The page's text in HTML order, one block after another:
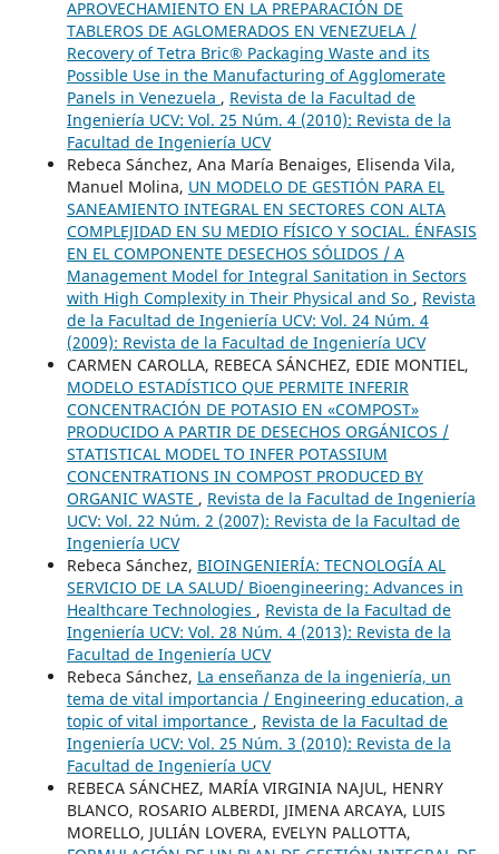
APROVECHAMIENTO EN LA PREPARACIÓN DE
TABLEROS DE AGLOMERADOS EN VENEZUELA /
Recovery of Tetra Bric® Packaging Waste and its
Possible Use in the Manufacturing of Agglomerate
Panels in Venezuela , Revista de la Facultad de
Ingeniería UCV: Vol. 25 Núm. 4 (2010): Revista de la
Facultad de Ingeniería UCV
Rebeca Sánchez, Ana María Benaiges, Elisenda Vila,
Manuel Molina, UN MODELO DE GESTIÓN PARA EL
SANEAMIENTO INTEGRAL EN SECTORES CON ALTA
COMPLEJIDAD EN SU MEDIO FÍSICO Y SOCIAL. ÉNFASIS
EN EL COMPONENTE DESECHOS SÓLIDOS / A
Management Model for Integral Sanitation in Sectors
with High Complexity in Their Physical and So , Revista
de la Facultad de Ingeniería UCV: Vol. 24 Núm. 4
(2009): Revista de la Facultad de Ingeniería UCV
CARMEN CAROLLA, REBECA SÁNCHEZ, EDIE MONTIEL,
MODELO ESTADÍSTICO QUE PERMITE INFERIR
CONCENTRACIÓN DE POTASIO EN «COMPOST»
PRODUCIDO A PARTIR DE DESECHOS ORGÁNICOS /
STATISTICAL MODEL TO INFER POTASSIUM
CONCENTRATIONS IN COMPOST PRODUCED BY
ORGANIC WASTE , Revista de la Facultad de Ingeniería
UCV: Vol. 22 Núm. 2 (2007): Revista de la Facultad de
Ingeniería UCV
Rebeca Sánchez, BIOINGENIERÍA: TECNOLOGÍA AL
SERVICIO DE LA SALUD/ Bioengineering: Advances in
Healthcare Technologies , Revista de la Facultad de
Ingeniería UCV: Vol. 28 Núm. 4 (2013): Revista de la
Facultad de Ingeniería UCV
Rebeca Sánchez, La enseñanza de la ingeniería, un
tema de vital importancia / Engineering education, a
topic of vital importance , Revista de la Facultad de
Ingeniería UCV: Vol. 25 Núm. 3 (2010): Revista de la
Facultad de Ingeniería UCV
REBECA SÁNCHEZ, MARÍA VIRGINIA NAJUL, HENRY
BLANCO, ROSARIO ALBERDI, JIMENA ARCAYA, LUIS
MORELLO, JULIÁN LOVERA, EVELYN PALLOTTA,